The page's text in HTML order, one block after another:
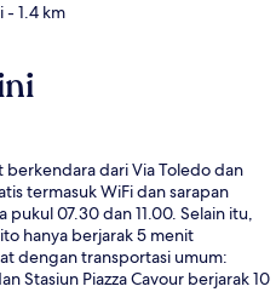
- 1.4 km
berkendara dari Via Toledo dan
termasuk WiFi dan sarapan
07.30 dan 11.00. Selain itu,
hanya berjarak 5 menit
dengan transportasi umum:
Stasiun Piazza Cavour berjarak 10